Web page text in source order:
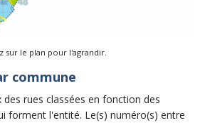
sur le plan pour l'agrandir.
commune
rues classées en fonction des
forment l'entité. Le(s) numéro(s) entre